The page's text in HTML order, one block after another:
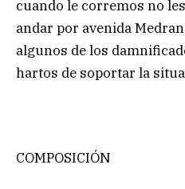
cuando le corremos no
andar por avenida
algunos de los
hartos de soportar la
COMPOSICIÓN